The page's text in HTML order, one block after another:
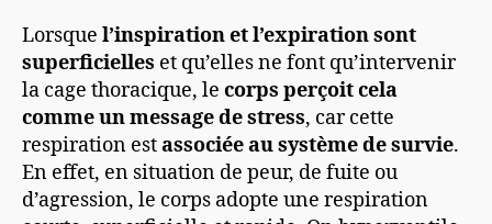
Lorsque l’inspiration et l’expiration sont
superficielles et qu’elles ne font qu’intervenir
la cage thoracique, le corps perçoit cela
comme un message de stress, car cette
respiration estassociée au système de survie.
En effet, en situation de peur, de fuite ou
d’agression, le corps adopte une respiration